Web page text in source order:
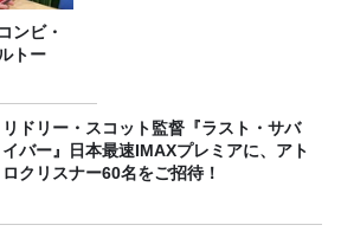
ンビ・
トー
リドリー・スコット監督『ラスト・サバ
イバー』日本最速IMAXプレミアに、アト
ロクリスナー60名をご招待！